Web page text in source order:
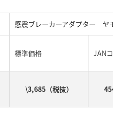
感震ブレーカーアダプター ヤモリ
標準価格 JANコー
\3,685（税抜）